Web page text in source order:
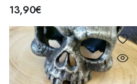
13,90€